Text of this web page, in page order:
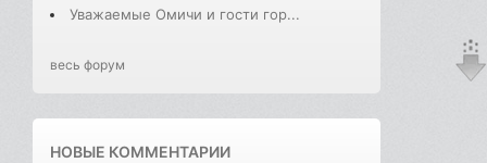
Уважаемые Омичи и гости гор...
весь форум
НОВЫЕ КОММЕНТАРИИ